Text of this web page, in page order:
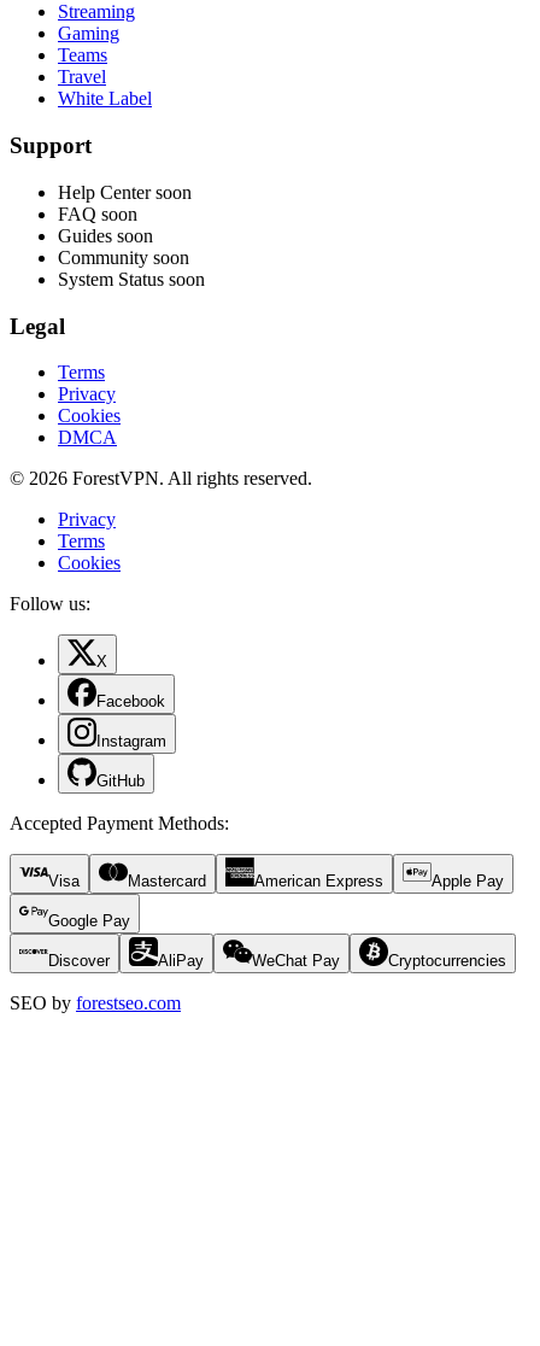
Streaming
Gaming
Teams
Travel
White Label
Support
Help Center soon
FAQ soon
Guides soon
Community soon
System Status soon
Legal
Terms
Privacy
Cookies
DMCA
© 2026 ForestVPN. All rights reserved.
Privacy
Terms
Cookies
Follow us:
X
Facebook
Instagram
GitHub
Accepted Payment Methods:
Visa Mastercard American Express Apple Pay
Google Pay
Discover AliPay WeChat Pay Cryptocurrencies
SEO by forestseo.com